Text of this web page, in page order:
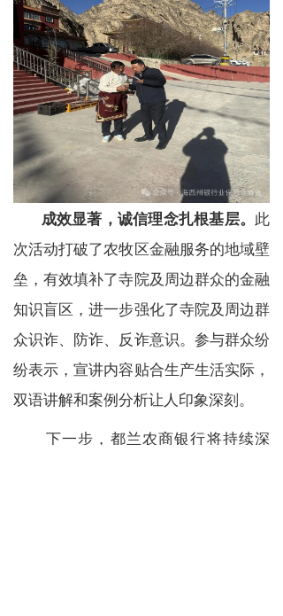
成效显著，诚信理念扎根基层。 此
次活动打破了农牧区金融服务的地域壁
垒，有效填补了寺院及周边群众的金融
知识盲区，进一步强化了寺院及周边群
众识诈、防诈、反诈意识。参与群众纷
纷表示，宣讲内容贴合生产生活实际，
双语讲解和案例分析让人印象深刻。
下一步，都兰农商银行将持续深